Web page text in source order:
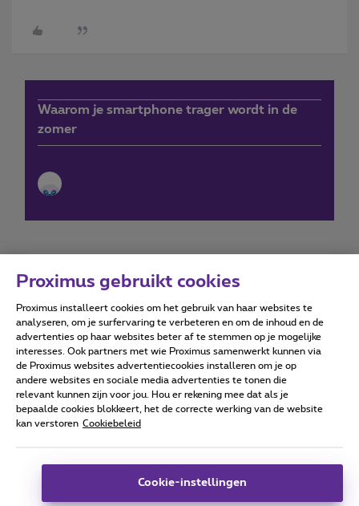
Waarom je smartphone trager wordt in de
zomer
Forumvoorwaarden Accessibility statement
Alle rechten voorbehouden. © Proximus
Algemene voorwaarden, consumenteninfo
Deze website is gecreëerd en wordt beheerd conform het
Proximus gebruikt cookies
Proximus installeert cookies om het gebruik van haar websites te
analyseren, om je surfervaring te verbeteren en om de inhoud en de
advertenties op haar websites beter af te stemmen op je mogelijke
interesses. Ook partners met wie Proximus samenwerkt kunnen via
de Proximus websites advertentiecookies installeren om je op
andere websites en sociale media advertenties te tonen die
relevant kunnen zijn voor jou. Hou er rekening mee dat als je
bepaalde cookies blokkeert, het de correcte werking van de website
kan verstoren Cookiebeleid
Cookie-instellingen